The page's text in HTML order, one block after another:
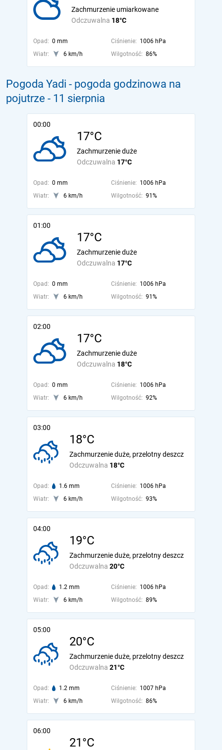
Odczuwalna 18°C
Zachmurzenie umiarkowane
Opad: 0 mm Ciśnienie: 1006 hPa
Wiatr:
6 km/h Wilgotność: 86%
Pogoda Yadi - pogoda godzinowa na
pojutrze - 11 sierpnia
00:00
17°C
Odczuwalna 17°C
Zachmurzenie duże
Opad: 0 mm Ciśnienie: 1006 hPa
Wiatr:
6 km/h Wilgotność: 91%
01:00
17°C
Odczuwalna 17°C
Zachmurzenie duże
Opad: 0 mm Ciśnienie: 1006 hPa
Wiatr:
6 km/h Wilgotność: 91%
02:00
17°C
Odczuwalna 18°C
Zachmurzenie duże
Opad: 0 mm Ciśnienie: 1006 hPa
Wiatr:
6 km/h Wilgotność: 92%
03:00
18°C
Odczuwalna 18°C
Zachmurzenie duże, przelotny deszcz
Opad: 1.6 mm Ciśnienie: 1006 hPa
Wiatr:
6 km/h Wilgotność: 93%
04:00
19°C
Odczuwalna 20°C
Zachmurzenie duże, przelotny deszcz
Opad: 1.2 mm Ciśnienie: 1006 hPa
Wiatr:
6 km/h Wilgotność: 89%
05:00
20°C
Odczuwalna 21°C
Zachmurzenie duże, przelotny deszcz
Opad: 1.2 mm Ciśnienie: 1007 hPa
Wiatr:
6 km/h Wilgotność: 86%
06:00
21°C